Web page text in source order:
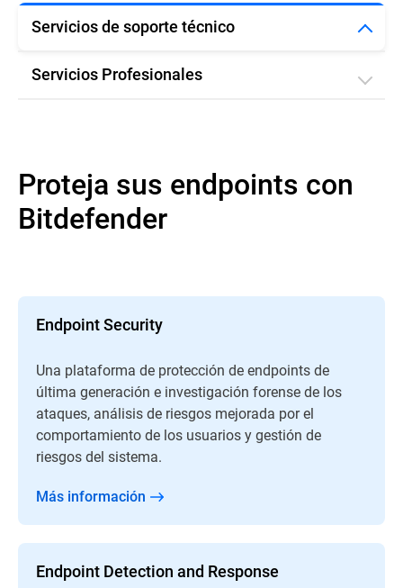
Servicios de soporte técnico
Servicios Profesionales
Proteja sus endpoints con
Bitdefender
Endpoint Security
Una plataforma de protección de endpoints de
última generación e investigación forense de los
ataques, análisis de riesgos mejorada por el
comportamiento de los usuarios y gestión de
riesgos del sistema.
Más información
Endpoint Detection and Response